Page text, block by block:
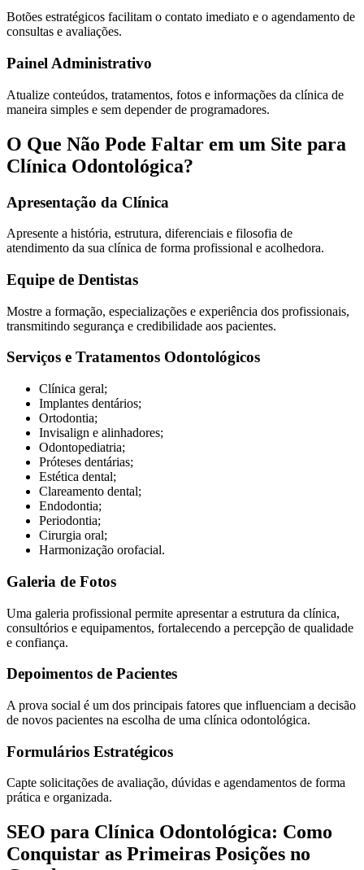
Botões estratégicos facilitam o contato imediato e o agendamento de
consultas e avaliações.
Painel Administrativo
Atualize conteúdos, tratamentos, fotos e informações da clínica de
maneira simples e sem depender de programadores.
O Que Não Pode Faltar em um Site para
Clínica Odontológica?
Apresentação da Clínica
Apresente a história, estrutura, diferenciais e filosofia de
atendimento da sua clínica de forma profissional e acolhedora.
Equipe de Dentistas
Mostre a formação, especializações e experiência dos profissionais,
transmitindo segurança e credibilidade aos pacientes.
Serviços e Tratamentos Odontológicos
Clínica geral;
Implantes dentários;
Ortodontia;
Invisalign e alinhadores;
Odontopediatria;
Próteses dentárias;
Estética dental;
Clareamento dental;
Endodontia;
Periodontia;
Cirurgia oral;
Harmonização orofacial.
Galeria de Fotos
Uma galeria profissional permite apresentar a estrutura da clínica,
consultórios e equipamentos, fortalecendo a percepção de qualidade
e confiança.
Depoimentos de Pacientes
A prova social é um dos principais fatores que influenciam a decisão
de novos pacientes na escolha de uma clínica odontológica.
Formulários Estratégicos
Capte solicitações de avaliação, dúvidas e agendamentos de forma
prática e organizada.
SEO para Clínica Odontológica: Como
Conquistar as Primeiras Posições no